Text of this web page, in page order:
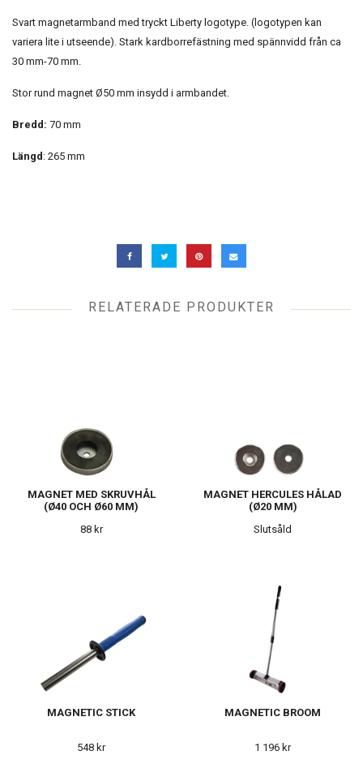
Svart magnetarmband med tryckt Liberty logotype. (logotypen kan
variera lite i utseende). Stark kardborrefästning med spännvidd från ca
30 mm-70 mm.
Stor rund magnet Ø50 mm insydd i armbandet.
Bredd: 70 mm
Längd : 265 mm
RELATERADE PRODUKTER
MAGNET MED SKRUVHÅL
(Ø40 OCH Ø60 MM)
88 kr
MAGNET HERCULES HÅLAD
(Ø20 MM)
Slutsåld
MAGNETIC STICK
548 kr
MAGNETIC BROOM
1 196 kr